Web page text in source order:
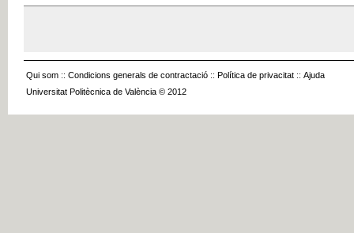
Qui som :: Condicions generals de contractació :: Política de privacitat :: Ajuda
Universitat Politècnica de València © 2012